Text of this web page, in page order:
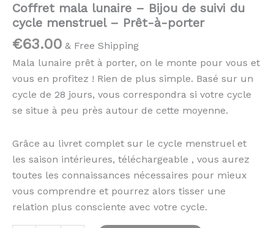
Coffret mala lunaire – Bijou de suivi du
cycle menstruel – Prêt-à-porter
€63.00 & Free Shipping
Mala lunaire prêt à porter, on le monte pour vous et
vous en profitez ! Rien de plus simple. Basé sur un
cycle de 28 jours, vous correspondra si votre cycle
se situe à peu près autour de cette moyenne.
Grâce au livret complet sur le cycle menstruel et
les saison intérieures, téléchargeable , vous aurez
toutes les connaissances nécessaires pour mieux
vous comprendre et pourrez alors tisser une
relation plus consciente avec votre cycle.